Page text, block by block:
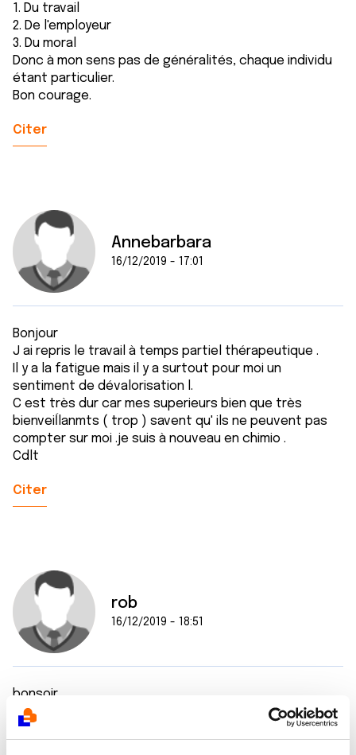
1. Du travail
2. De l'employeur
3. Du moral
Donc à mon sens pas de généralités, chaque individu
étant particulier.
Bon courage.
Citer
Annebarbara
16/12/2019 - 17:01
Bonjour
J ai repris le travail à temps partiel thérapeutique .
Il y a la fatigue mais il y a surtout pour moi un
sentiment de dévalorisation l.
C est très dur car mes superieurs bien que très
bienveiĺlanmts ( trop ) savent qu' ils ne peuvent pas
compter sur moi .je suis à nouveau en chimio .
Cdlt
Citer
rob
16/12/2019 - 18:51
bonsoir,
alors pour moi c'est sur fini le boulot,avec tout ce que
j'ai mangé comme traitement,s'il me renvoi au boulot